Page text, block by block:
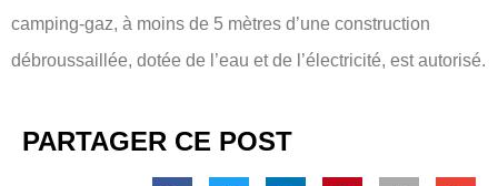
camping-gaz, à moins de 5 mètres d’une construction
débroussaillée, dotée de l’eau et de l’électricité, est autorisé.
PARTAGER CE POST